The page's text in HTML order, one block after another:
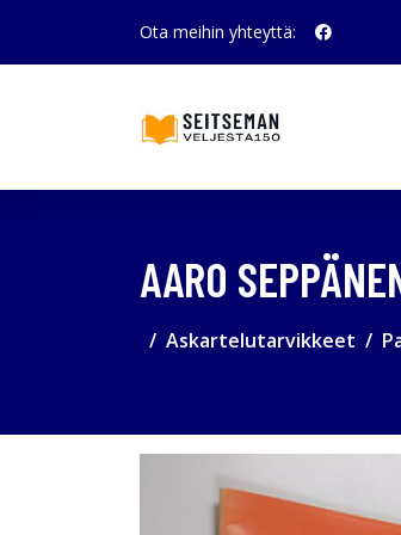
Ota meihin yhteyttä:
AARO
Askartelutarvikkeet